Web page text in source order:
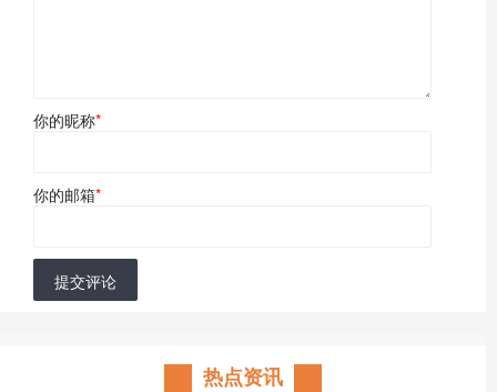
你的昵称*
你的邮箱*
提交评论
热点资讯